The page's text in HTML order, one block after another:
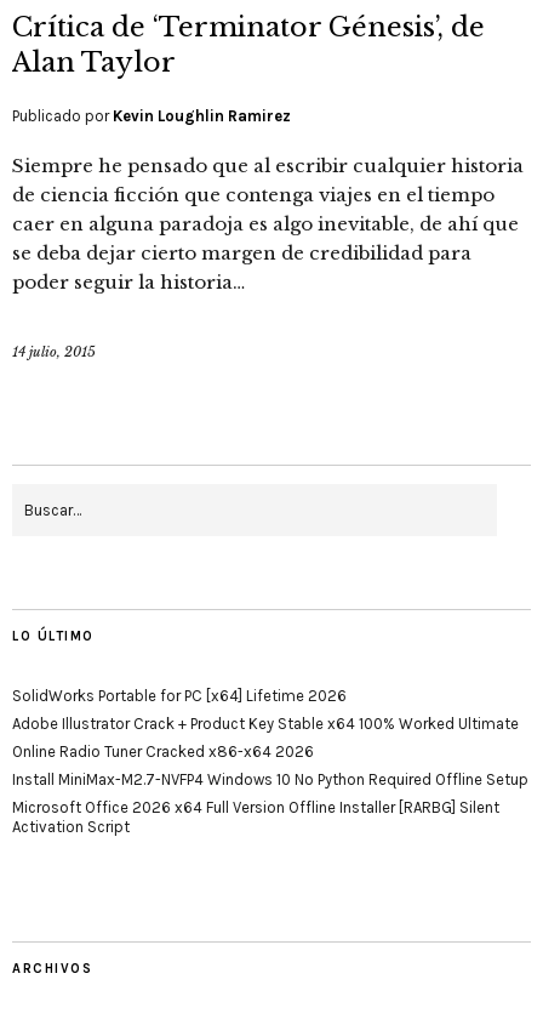
Crítica de ‘Terminator Génesis’, de
Alan Taylor
Publicado por Kevin Loughlin Ramirez
Siempre he pensado que al escribir cualquier historia
de ciencia ficción que contenga viajes en el tiempo
caer en alguna paradoja es algo inevitable, de ahí que
se deba dejar cierto margen de credibilidad para
poder seguir la historia…
14 julio, 2015
LO ÚLTIMO
SolidWorks Portable for PC [x64] Lifetime 2026
Adobe Illustrator Crack + Product Key Stable x64 100% Worked Ultimate
Online Radio Tuner Cracked x86-x64 2026
Install MiniMax-M2.7-NVFP4 Windows 10 No Python Required Offline Setup
Microsoft Office 2026 x64 Full Version Offline Installer [RARBG] Silent
Activation Script
ARCHIVOS